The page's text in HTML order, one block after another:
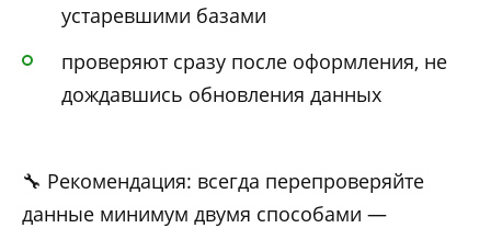
устаревшими базами
проверяют сразу после оформления, не
дождавшись обновления данных
🔧 Рекомендация: всегда перепроверяйте
данные минимум двумя способами —